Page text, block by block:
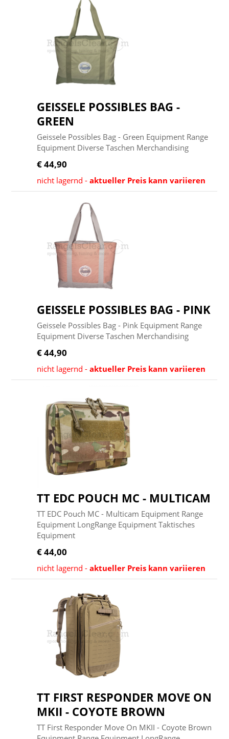
GEISSELE POSSIBLES BAG -
GREEN
Geissele Possibles Bag - Green Equipment Range
Equipment Diverse Taschen Merchandising
€ 44,90
nicht lagernd -aktueller Preis kann variieren
GEISSELE POSSIBLES BAG - PINK
Geissele Possibles Bag - Pink Equipment Range
Equipment Diverse Taschen Merchandising
€ 44,90
nicht lagernd -aktueller Preis kann variieren
TT EDC POUCH MC - MULTICAM
TT EDC Pouch MC - Multicam Equipment Range
Equipment LongRange Equipment Taktisches
Equipment
€ 44,00
nicht lagernd -aktueller Preis kann variieren
TT FIRST RESPONDER MOVE ON
MKII - COYOTE BROWN
TT First Responder Move On MKII - Coyote Brown